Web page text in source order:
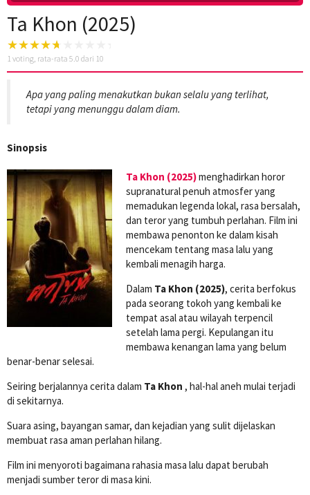
Ta Khon (2025)
1 voting, rata-rata 5.0 dari 10
Apa yang paling menakutkan bukan selalu yang terlihat,
tetapi yang menunggu dalam diam.
Sinopsis
Ta Khon (2025)menghadirkan horor
supranatural penuh atmosfer yang
memadukan legenda lokal, rasa bersalah,
dan teror yang tumbuh perlahan. Film ini
membawa penonton ke dalam kisah
mencekam tentang masa lalu yang
kembali menagih harga.
Dalam Ta Khon (2025), cerita berfokus
pada seorang tokoh yang kembali ke
tempat asal atau wilayah terpencil
setelah lama pergi. Kepulangan itu
membawa kenangan lama yang belum
benar-benar selesai.
Seiring berjalannya cerita dalam Ta Khon , hal-hal aneh mulai terjadi
di sekitarnya.
Suara asing, bayangan samar, dan kejadian yang sulit dijelaskan
membuat rasa aman perlahan hilang.
Film ini menyoroti bagaimana rahasia masa lalu dapat berubah
menjadi sumber teror di masa kini.